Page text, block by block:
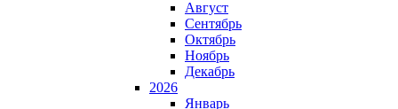
Август
Сентябрь
Октябрь
Ноябрь
Декабрь
2026
Январь